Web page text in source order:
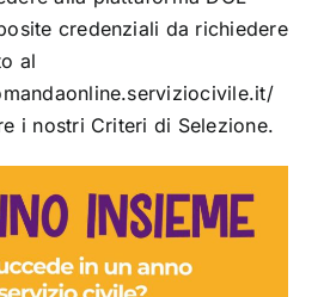
credenziali da richiedere
al
i nostri Criteri di Selezione.